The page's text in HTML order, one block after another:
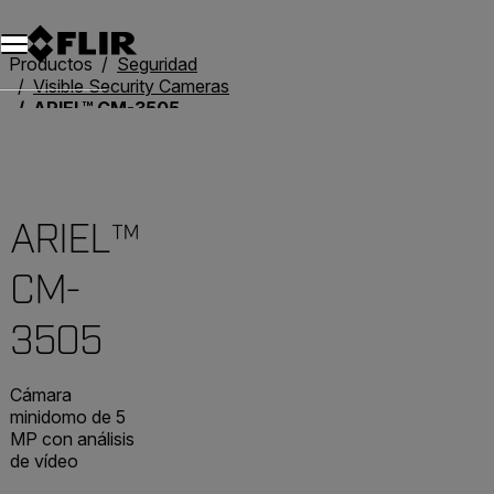
Unread messages
Modelo
Eliminar
artículos
artículo
Añadir al carro
Añadido al carro
Productos
Seguridad
Visible Security Cameras
ARIEL™ CM-3505
ARIEL™
CM-
3505
Cámara
minidomo de 5
MP con análisis
de vídeo